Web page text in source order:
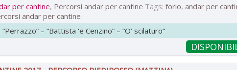
per cantine, Percorsi andar per cantine Tags:forio,andar per
andar per cantine
– “Battista ‘e Cenzino” – “O’ scilaturo”